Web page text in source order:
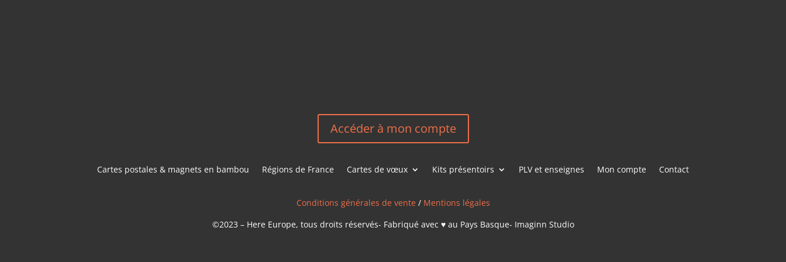
Accéder à mon compte
Cartes postales & magnets en bambou Régions de France Cartes de vœux Kits présentoirs PLV et enseignes Mon compte Contact
Conditions générales de vente / Mentions légales
©2023 – Here Europe, tous droits réservés- Fabriqué avec ♥ au Pays Basque- Imaginn Studio